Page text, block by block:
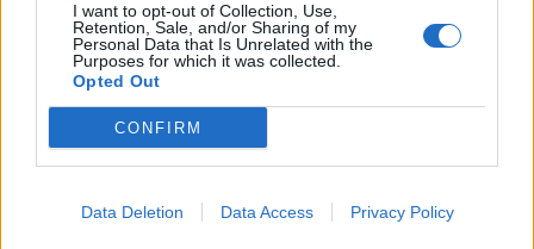
I want to opt-out of Collection, Use,
Retention, Sale, and/or Sharing of my
Personal Data that Is Unrelated with the
Purposes for which it was collected.
Opted Out
CONFIRM
Data Deletion Data Access Privacy Policy
Ευρωπαϊκό Κορασίδων Β'
Κατηγορίας: Πρεμιέρα με νίκη
για Δανία και Ισλανδία - Το
πανόραμα
Β.Σ. Καρούλιας: Τζίρος 98,7
Metlen: Ρεκόρ EBITDA στο α' εξάμηνο, στα 550 εκατ. ευρώ – Καθαρά